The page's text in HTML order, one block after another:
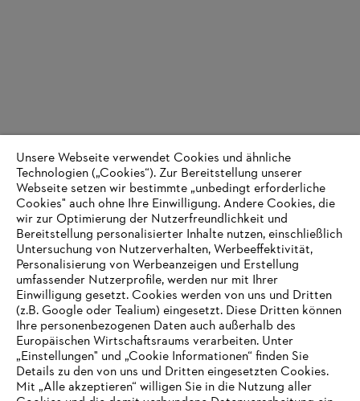
Unsere Webseite verwendet Cookies und ähnliche
Technologien („Cookies“). Zur Bereitstellung unserer
Webseite setzen wir bestimmte „unbedingt erforderliche
Cookies" auch ohne Ihre Einwilligung. Andere Cookies, die
wir zur Optimierung der Nutzerfreundlichkeit und
Bereitstellung personalisierter Inhalte nutzen, einschließlich
Untersuchung von Nutzerverhalten, Werbeeffektivität,
Personalisierung von Werbeanzeigen und Erstellung
umfassender Nutzerprofile, werden nur mit Ihrer
Einwilligung gesetzt. Cookies werden von uns und Dritten
(z.B. Google oder Tealium) eingesetzt. Diese Dritten können
Ihre personenbezogenen Daten auch außerhalb des
Europäischen Wirtschaftsraums verarbeiten. Unter
„Einstellungen" und „Cookie Informationen“ finden Sie
Details zu den von uns und Dritten eingesetzten Cookies.
Mit „Alle akzeptieren“ willigen Sie in die Nutzung aller